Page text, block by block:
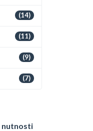
(14)
(11)
(9)
(7)
nutnosti